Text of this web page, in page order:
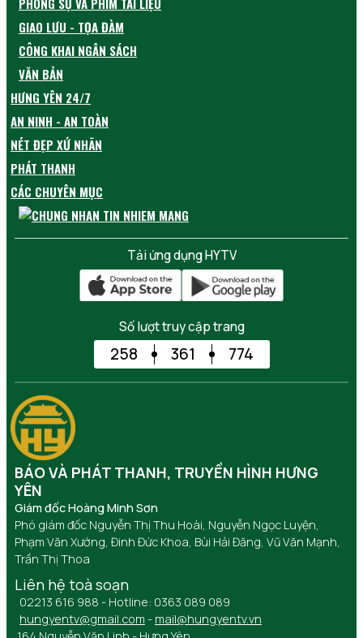
GIAO LƯU - TỌA ĐÀM
CÔNG KHAI NGÂN SÁCH
VĂN BẢN
HƯNG YÊN 24/7
AN NINH - AN TOÀN
NÉT ĐẸP XỨ NHÃN
PHÁT THANH
CÁC CHUYÊN MỤC
Tải ứng dụng HYTV
Số lượt truy cập trang
258 361 774
BÁO VÀ PHÁT THANH, TRUYỀN HÌNH HƯNG
YÊN
Giám đốc Hoàng Minh Sơn
Phó giám đốc Nguyễn Thị Thu Hoài, Nguyễn Ngọc Luyện,
Phạm Văn Xướng, Đinh Đức Khoa, Bùi Hải Đăng, Vũ Văn Mạnh,
Trần Thị Thoa
Liên hệ toà soạn
02213 616 988 - Hotline: 0363 089 089
hungyentv@gmail.com - mail@hungyentv.vn